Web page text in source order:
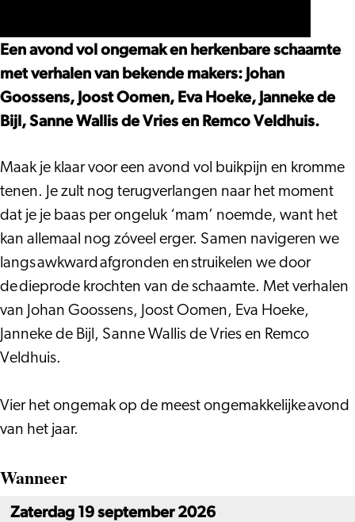
Sanne
Wallis
de
Vries,
Veldhuis
e.a.
Johan
Goossens,
Sanne
Wallis
Vries,
Remco
Veldhuis
e.a.
Een avond vol ongemak en herkenbare schaamte
met verhalen van bekende makers: Johan
Goossens, Joost Oomen, Eva Hoeke, Janneke de
Bijl, Sanne Wallis de Vries en Remco Veldhuis.
Maak je klaar voor een avond vol buikpijn en kromme
tenen. Je zult nog terugverlangen naar het moment
dat je je baas per ongeluk ‘mam’ noemde, want het
kan allemaal nog zóveel erger. Samen navigeren we
langs awkward afgronden en struikelen we door
de dieprode krochten van de schaamte. Met verhalen
van Johan Goossens, Joost Oomen, Eva Hoeke,
Janneke de Bijl, Sanne Wallis de Vries en Remco
Veldhuis.
Vier het ongemak op de meest ongemakkelijke avond
van het jaar.
Wanneer
Zaterdag 19 september 2026